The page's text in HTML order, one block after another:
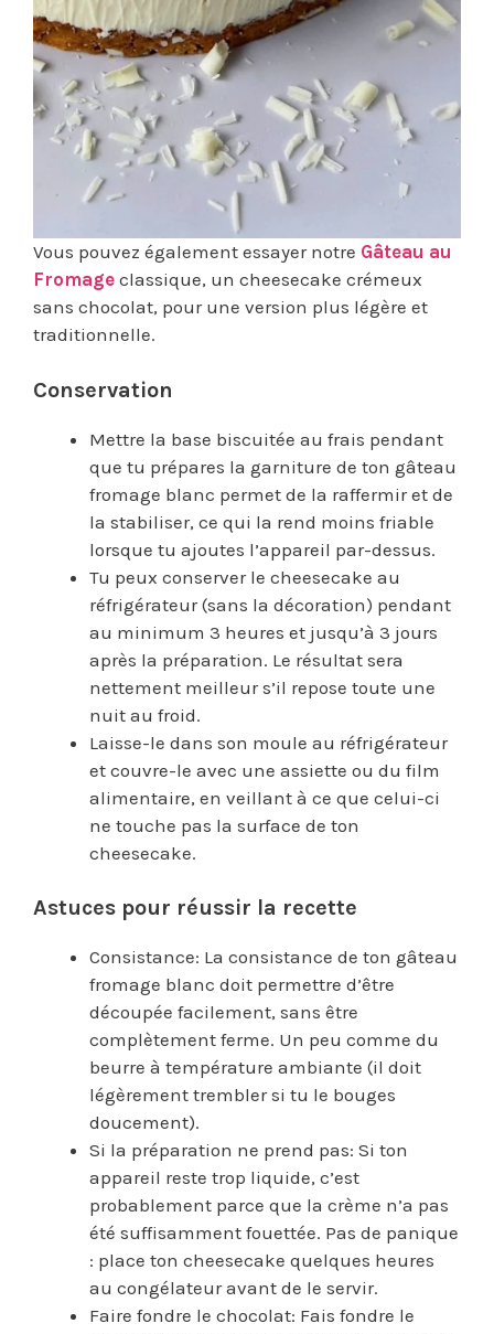
Vous pouvez également essayer notre Gâteau au
Fromage classique, un cheesecake crémeux
sans chocolat, pour une version plus légère et
traditionnelle.
Conservation
Mettre la base biscuitée au frais pendant
que tu prépares la garniture de ton gâteau
fromage blanc permet de la raffermir et de
la stabiliser, ce qui la rend moins friable
lorsque tu ajoutes l’appareil par-dessus.
Tu peux conserver le cheesecake au
réfrigérateur (sans la décoration) pendant
au minimum 3 heures et jusqu’à 3 jours
après la préparation. Le résultat sera
nettement meilleur s’il repose toute une
nuit au froid.
Laisse-le dans son moule au réfrigérateur
et couvre-le avec une assiette ou du film
alimentaire, en veillant à ce que celui-ci
ne touche pas la surface de ton
cheesecake.
Astuces pour réussir la recette
Consistance: La consistance de ton gâteau
fromage blanc doit permettre d’être
découpée facilement, sans être
complètement ferme. Un peu comme du
beurre à température ambiante (il doit
légèrement trembler si tu le bouges
doucement).
Si la préparation ne prend pas: Si ton
appareil reste trop liquide, c’est
probablement parce que la crème n’a pas
été suffisamment fouettée. Pas de panique
: place ton cheesecake quelques heures
au congélateur avant de le servir.
Faire fondre le chocolat: Fais fondre le